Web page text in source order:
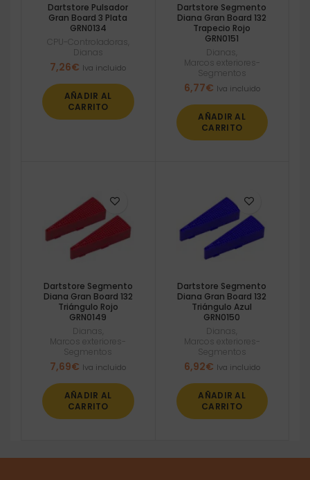
Dartstore Pulsador
Gran Board 3 Plata
GRN0134
CPU-Controladoras
Dianas
7,26€ Iva incluido
AÑADIR AL
CARRITO
Dartstore Segmento
Diana Gran Board 132
Trapecio Rojo
GRN0151
Dianas
Marcos exteriores-
Segmentos
6,77€ Iva incluido
AÑADIR AL
CARRITO
Dartstore Segmento
Diana Gran Board 132
Triángulo Rojo
GRN0149
Dianas
Marcos exteriores-
Segmentos
7,69€ Iva incluido
AÑADIR AL
CARRITO
Dartstore Segmento
Diana Gran Board 132
Triángulo Azul
GRN0150
Dianas
Marcos exteriores-
Segmentos
6,92€ Iva incluido
AÑADIR AL
CARRITO